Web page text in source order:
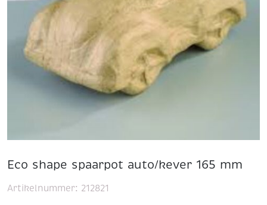
Eco shape spaarpot auto/kever 165 mm
Artikelnummer: 212821